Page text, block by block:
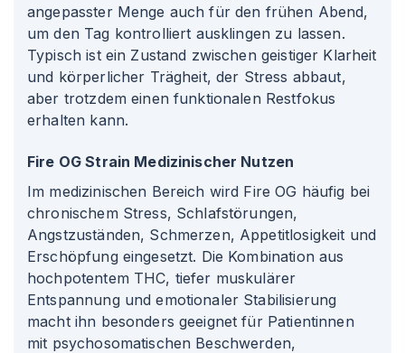
angepasster Menge auch für den frühen Abend,
um den Tag kontrolliert ausklingen zu lassen.
Typisch ist ein Zustand zwischen geistiger Klarheit
und körperlicher Trägheit, der Stress abbaut,
aber trotzdem einen funktionalen Restfokus
erhalten kann.
Fire OG Strain Medizinischer Nutzen
Im medizinischen Bereich wird Fire OG häufig bei
chronischem Stress, Schlafstörungen,
Angstzuständen, Schmerzen, Appetitlosigkeit und
Erschöpfung eingesetzt. Die Kombination aus
hochpotentem THC, tiefer muskulärer
Entspannung und emotionaler Stabilisierung
macht ihn besonders geeignet für Patientinnen
mit psychosomatischen Beschwerden,